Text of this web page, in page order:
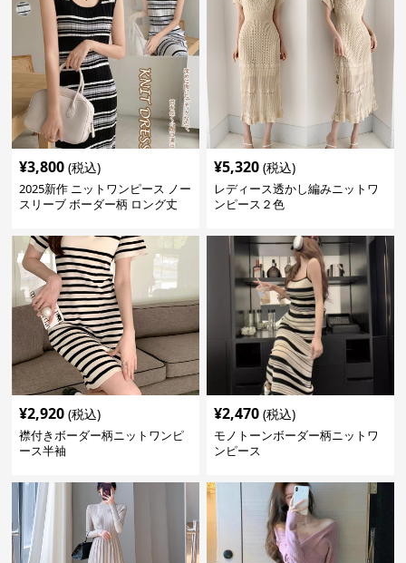
¥3,800 (税込)
2025新作 ニットワンピース ノー
スリーブ ボーダー柄 ロング丈
¥5,320 (税込)
レディース透かし編みニットワ
ンピース２色
¥2,920 (税込)
襟付きボーダー柄ニットワンピ
ース半袖
¥2,470 (税込)
モノトーンボーダー柄ニットワ
ンピース